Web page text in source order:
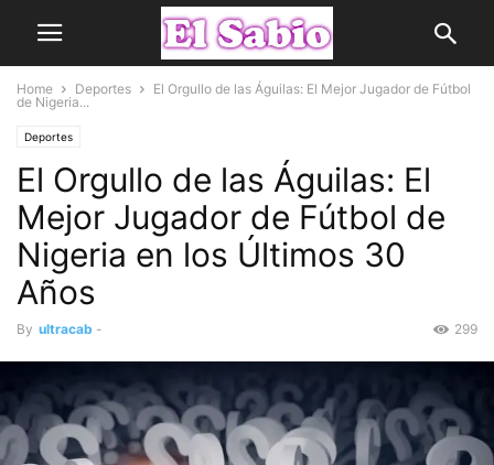
Home Deportes
El Orgullo de las Águilas: El Mejor Jugador de Fútbol
de Nigeria...
Deportes
El Orgullo de las Águilas: El
Mejor Jugador de Fútbol de
Nigeria en los Últimos 30
Años
By ultracab - 299